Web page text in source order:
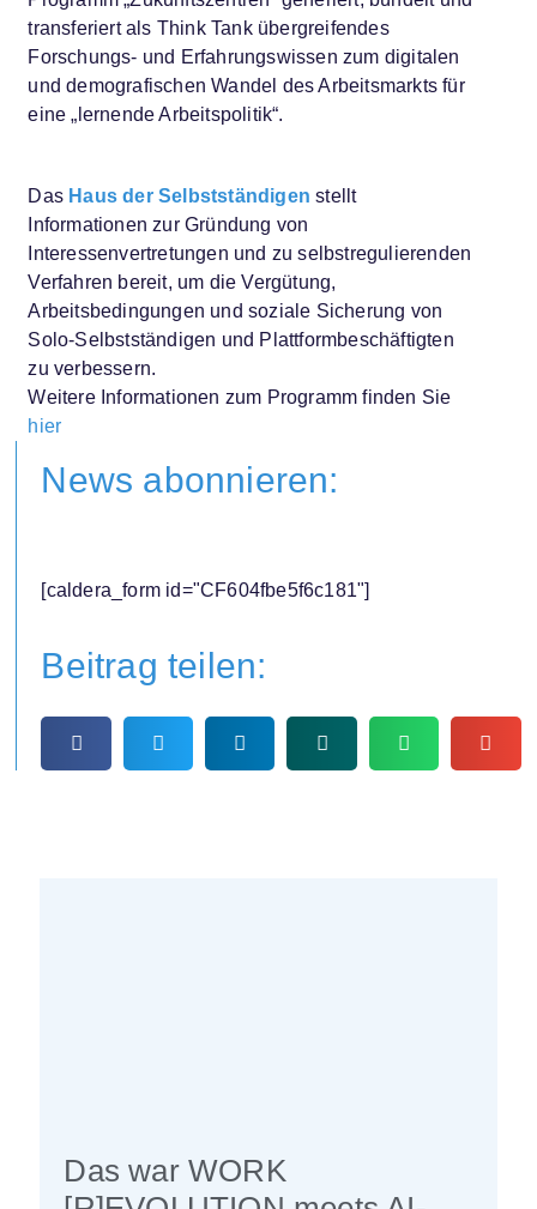
transferiert als Think Tank übergreifendes
Forschungs- und Erfahrungswissen zum digitalen
und demografischen Wandel des Arbeitsmarkts für
eine „lernende Arbeitspolitik“.
Das Haus der Selbstständigen stellt
Informationen zur Gründung von
Interessenvertretungen und zu selbstregulierenden
Verfahren bereit, um die Vergütung,
Arbeitsbedingungen und soziale Sicherung von
Solo-Selbstständigen und Plattformbeschäftigten
zu verbessern.
Weitere Informationen zum Programm finden Sie
hier
News abonnieren:
[caldera_form id="CF604fbe5f6c181"]
Beitrag teilen:
Das war WORK